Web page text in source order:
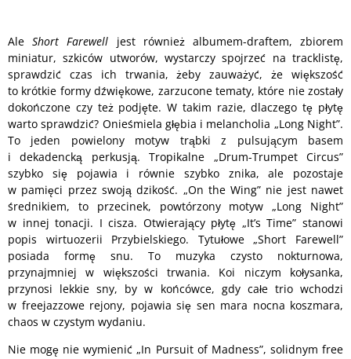
AleShort Farewell jest również albumem-draftem, zbiorem
miniatur, szkiców utworów, wystarczy spojrzeć na tracklistę,
sprawdzić czas ich trwania, żeby zauważyć, że większość
to krótkie formy dźwiękowe, zarzucone tematy, które nie zostały
dokończone czy też podjęte. W takim razie, dlaczego tę płytę
warto sprawdzić? Onieśmiela głębia i melancholia „Long Night”.
To jeden powielony motyw trąbki z pulsującym basem
i dekadencką perkusją. Tropikalne „Drum-Trumpet Circus”
szybko się pojawia i równie szybko znika, ale pozostaje
w pamięci przez swoją dzikość. „On the Wing” nie jest nawet
średnikiem, to przecinek, powtórzony motyw „Long Night”
w innej tonacji. I cisza. Otwierający płytę „It’s Time” stanowi
popis wirtuozerii Przybielskiego. Tytułowe „Short Farewell”
posiada formę snu. To muzyka czysto nokturnowa,
przynajmniej w większości trwania. Koi niczym kołysanka,
przynosi lekkie sny, by w końcówce, gdy całe trio wchodzi
w freejazzowe rejony, pojawia się sen mara nocna koszmara,
chaos w czystym wydaniu.
Nie mogę nie wymienić „In Pursuit of Madness”, solidnym free